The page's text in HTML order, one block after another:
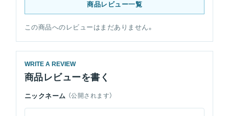
商品レビュー一覧
この商品へのレビューはまだありません。
WRITE A REVIEW
商品レビューを書く
ニックネーム （公開されます）